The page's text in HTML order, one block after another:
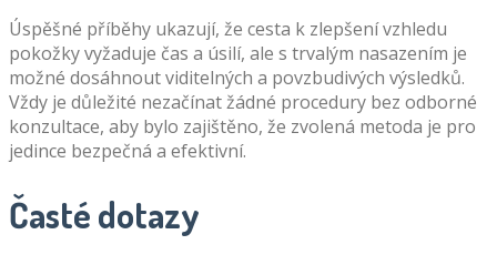
Úspěšné příběhy ukazují, že cesta k zlepšení vzhledu
pokožky vyžaduje čas a úsilí, ale s trvalým nasazením je
možné dosáhnout viditelných a povzbudivých výsledků.
Vždy je důležité nezačínat žádné procedury bez odborné
konzultace, aby bylo zajištěno, že zvolená metoda je pro
jedince bezpečná a efektivní.
Časté dotazy